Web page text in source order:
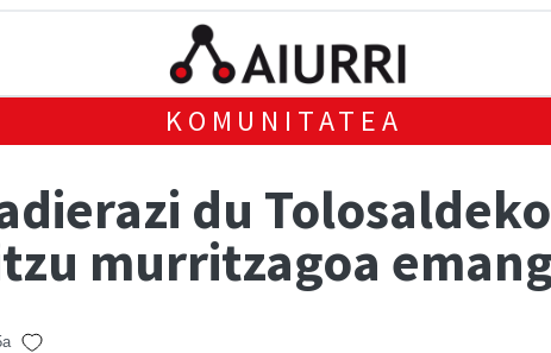
KOMUNITATEA
du
murritzagoa